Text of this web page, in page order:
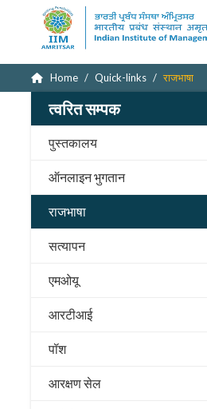
Home Quick-links राजभाषा
त्वरित सम्पक
पुस्तकालय
ऑनलाइन भुगतान
राजभाषा
सत्यापन
एमओयू
आरटीआई
पॉश
आरक्षण सेल